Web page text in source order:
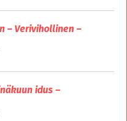
– Verivihollinen –
idus –